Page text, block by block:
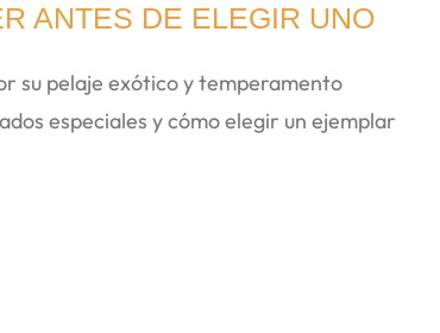
ANTES DE ELEGIR UNO
su pelaje exótico y temperamento
especiales y cómo elegir un ejemplar